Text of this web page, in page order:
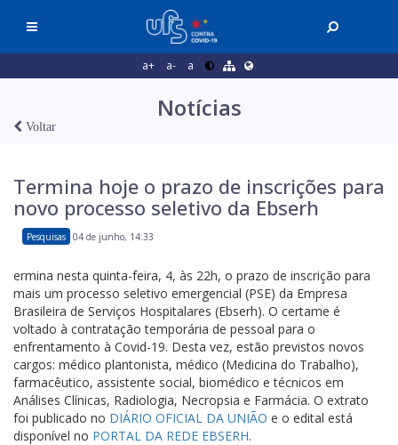
a+ a- a
Notícias
Voltar
Termina hoje o prazo de inscrições para
novo processo seletivo da Ebserh
Pesquisas 04 de junho, 14:33
ermina nesta quinta-feira, 4, às 22h, o prazo de inscrição para
mais um processo seletivo emergencial (PSE) da Empresa
Brasileira de Serviços Hospitalares (Ebserh). O certame é
voltado à contratação temporária de pessoal para o
enfrentamento à Covid-19. Desta vez, estão previstos novos
cargos: médico plantonista, médico (Medicina do Trabalho),
farmacêutico, assistente social, biomédico e técnicos em
Análises Clínicas, Radiologia, Necropsia e Farmácia. O extrato
foi publicado no DIÁRIO OFICIAL DA UNIÃO e o edital está
disponível no PORTAL DA REDE EBSERH.